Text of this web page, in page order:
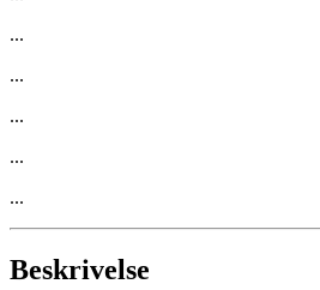
...
...
...
...
...
Beskrivelse